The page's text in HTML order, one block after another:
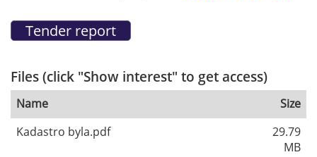
Files (click "Show interest" to get access)
Name
Size
Kadastro byla.pdf
29.79
MB